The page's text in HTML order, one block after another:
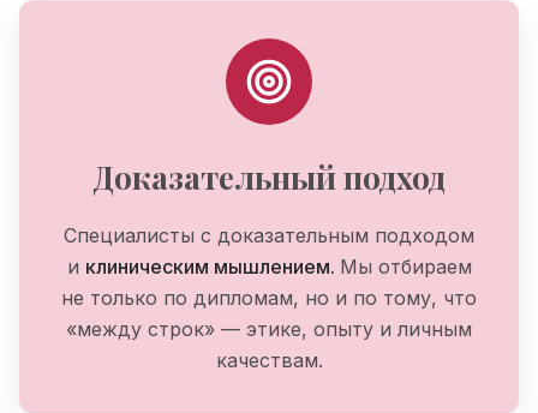
Доказательный подход
Специалисты с доказательным подходом
и клиническим мышлением. Мы отбираем
не только по дипломам, но и по тому, что
«между строк» — этике, опыту и личным
качествам.